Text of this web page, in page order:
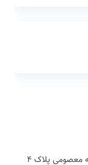
معصومی پلاک 4